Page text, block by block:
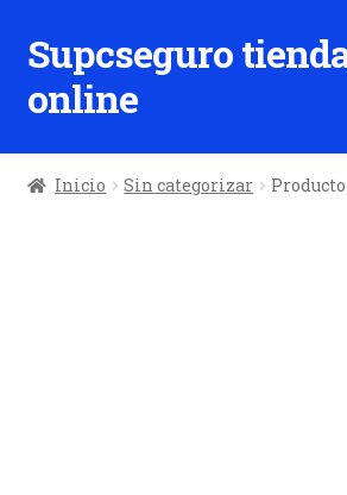
Ir
a
la
Ir
al
contenido
Supcseguro
online
Inicio Sin categorizar Producto